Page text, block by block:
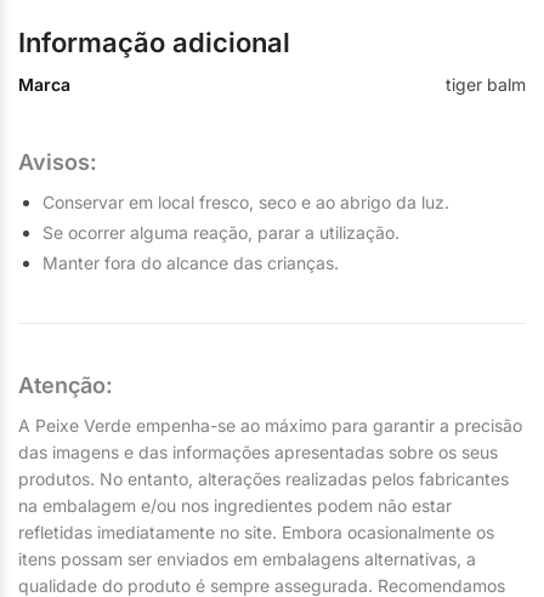
Informação adicional
Marca tiger balm
Avisos:
Conservar em local fresco, seco e ao abrigo da luz.
Se ocorrer alguma reação, parar a utilização.
Manter fora do alcance das crianças.
Atenção:
A Peixe Verde empenha-se ao máximo para garantir a precisão
das imagens e das informações apresentadas sobre os seus
produtos. No entanto, alterações realizadas pelos fabricantes
na embalagem e/ou nos ingredientes podem não estar
refletidas imediatamente no site. Embora ocasionalmente os
itens possam ser enviados em embalagens alternativas, a
qualidade do produto é sempre assegurada. Recomendamos